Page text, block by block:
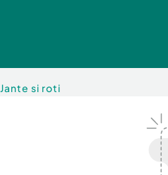
Jante si roti